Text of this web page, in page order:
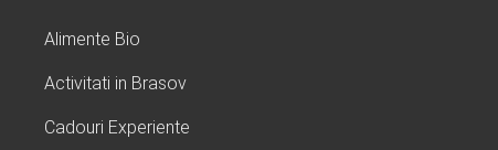
Alimente Bio
Activitati in Brasov
Cadouri Experiente